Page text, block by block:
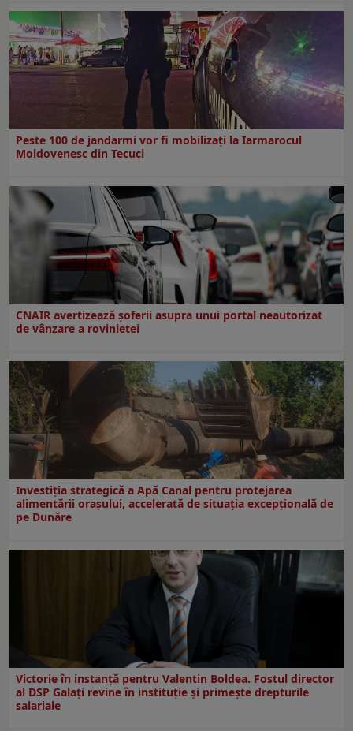
Peste 100 de jandarmi vor fi mobilizați la Iarmarocul
Moldovenesc din Tecuci
CNAIR avertizează șoferii asupra unui portal neautorizat
de vânzare a rovinietei
Investiția strategică a Apă Canal pentru protejarea
alimentării orașului, accelerată de situația excepțională de
pe Dunăre
Victorie în instanță pentru Valentin Boldea. Fostul director
al DSP Galați revine în instituție și primește drepturile
salariale